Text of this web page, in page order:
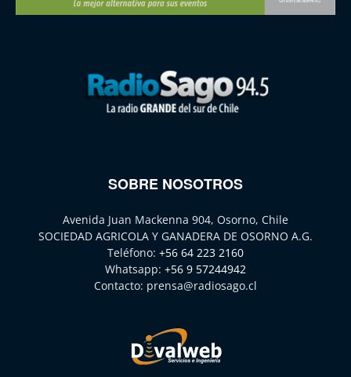
SOBRE NOSOTROS
Avenida Juan Mackenna 904, Osorno, Chile
SOCIEDAD AGRICOLA Y GANADERA DE OSORNO A.G.
Teléfono: +56 64 223 2160
Whatsapp: +56 9 57244942
Contacto: prensa@radiosago.cl